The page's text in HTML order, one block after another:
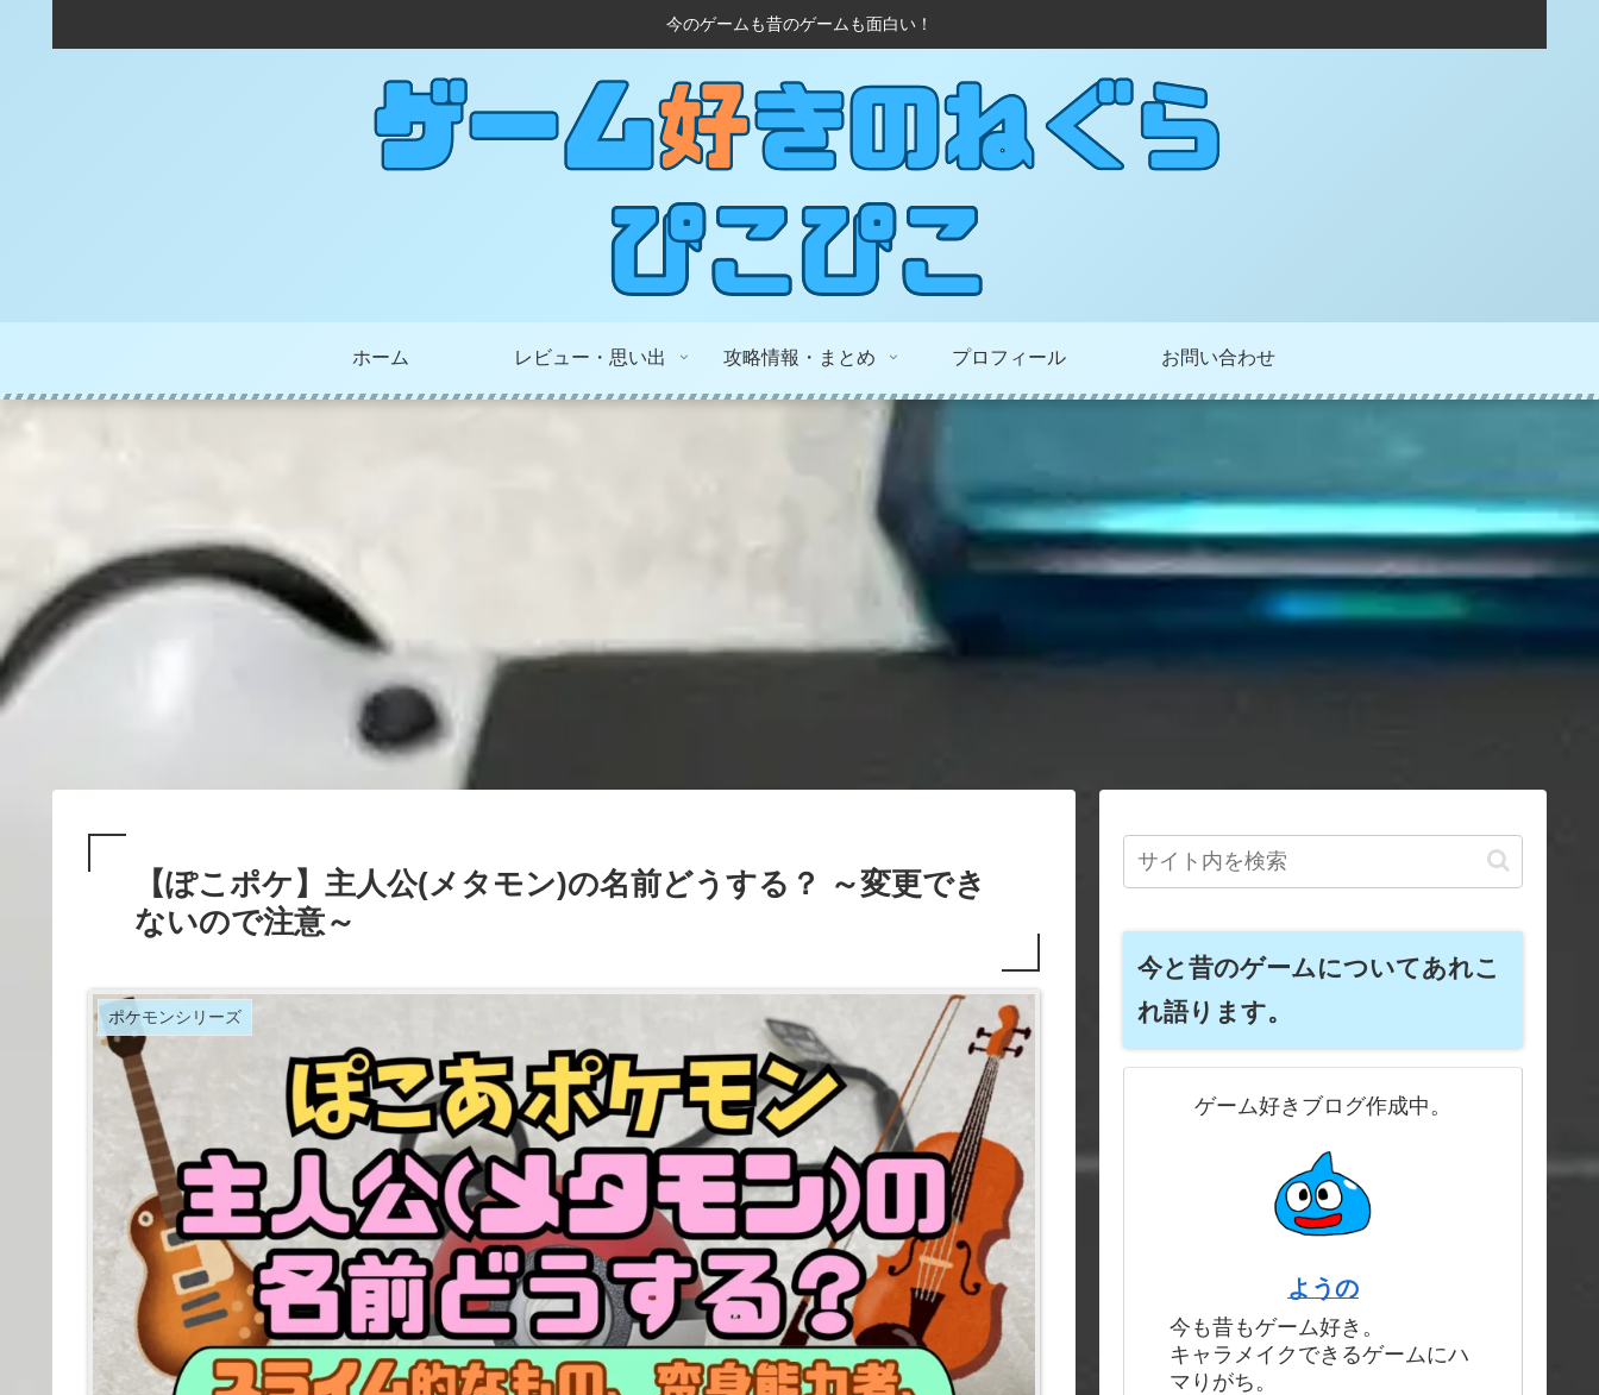
今のゲームも昔のゲームも面白い！
ホーム レビュー・思い出 攻略情報・まとめ プロフィール お問い合わせ
【ぽこポケ】主人公(メタモン)の名前どうする？ ～変更でき
ないので注意～
ポケモンシリーズ
今と昔のゲームについてあれこ
れ語ります。
ゲーム好きブログ作成中。
ようの
今も昔もゲーム好き。
キャラメイクできるゲームにハ
マりがち。